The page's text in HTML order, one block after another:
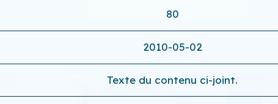
80
2010-05-02
Texte du contenu ci-joint.